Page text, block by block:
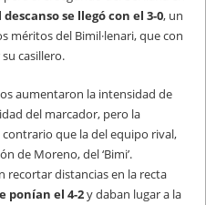
descanso se llegó con el 3-0, un
méritosdel Bimil·lenari, que con
casillero.
aumentaron la intensidad de
del marcador, pero la
contrario que la del equipo rival,
de Moreno, del ‘Bimi’.
recortar distancias en la recta
ponían el 4-2y daban lugar a la